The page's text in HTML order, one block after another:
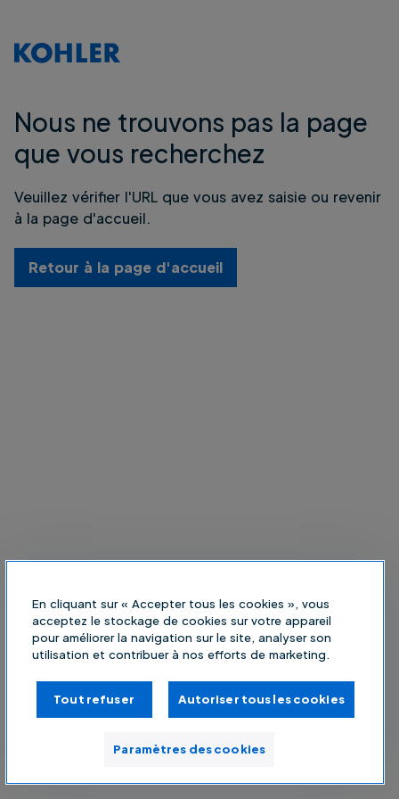
Nous ne trouvons pas la page
que vous recherchez
Veuillez vérifier l'URL que vous avez saisie ou revenir
à la page d'accueil.
Retour à la page d'accueil
En cliquant sur « Accepter tous les cookies », vous
acceptez le stockage de cookies sur votre appareil
pour améliorer la navigation sur le site, analyser son
utilisation et contribuer à nos efforts de marketing.
Tout refuser Autoriser tous les cookies
Paramètres des cookies